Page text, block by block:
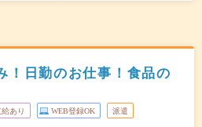
！日勤のお仕事！食品の
あり WEB登録OK 派遣